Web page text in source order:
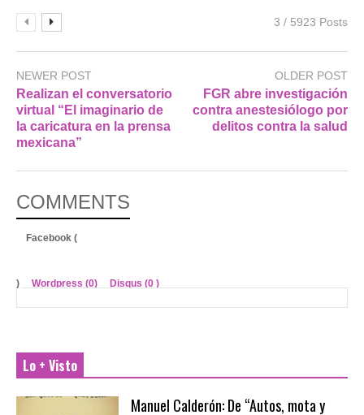
3 / 5923 Posts
NEWER POST
Realizan el conversatorio
virtual “El imaginario de
la caricatura en la prensa
mexicana”
OLDER POST
FGR abre investigación
contra anestesiólogo por
delitos contra la salud
COMMENTS
Facebook (
) Wordpress (0) Disqus (0 )
Lo + Visto
Manuel Calderón: De “Autos, mota y